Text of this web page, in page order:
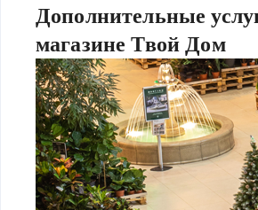
Дополнительные
магазине Твой Дом